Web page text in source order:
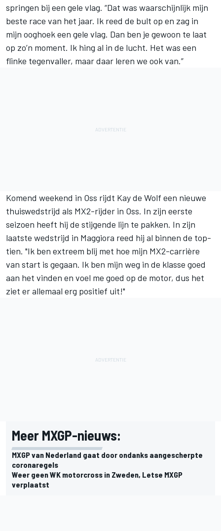
springen bij een gele vlag. “Dat was waarschijnlijk mijn
beste race van het jaar. Ik reed de bult op en zag in
mijn ooghoek een gele vlag. Dan ben je gewoon te laat
op zo’n moment. Ik hing al in de lucht. Het was een
flinke tegenvaller, maar daar leren we ook van.”
Komend weekend in Oss rijdt Kay de Wolf een nieuwe
thuiswedstrijd als MX2-rijder in Oss. In zijn eerste
seizoen heeft hij de stijgende lijn te pakken. In zijn
laatste wedstrijd in Maggiora reed hij al binnen de top-
tien. "Ik ben extreem blij met hoe mijn MX2-carrière
van start is gegaan. Ik ben mijn weg in de klasse goed
aan het vinden en voel me goed op de motor, dus het
ziet er allemaal erg positief uit!"
Meer MXGP-nieuws:
MXGP van Nederland gaat door ondanks aangescherpte
coronaregels
Weer geen WK motorcross in Zweden, Letse MXGP
verplaatst